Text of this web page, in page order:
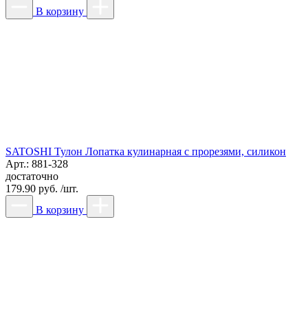
В корзину
SATOSHI Тулон Лопатка кулинарная с прорезями, силикон
Арт.: 881-328
достаточно
179.90 руб. /шт.
В корзину